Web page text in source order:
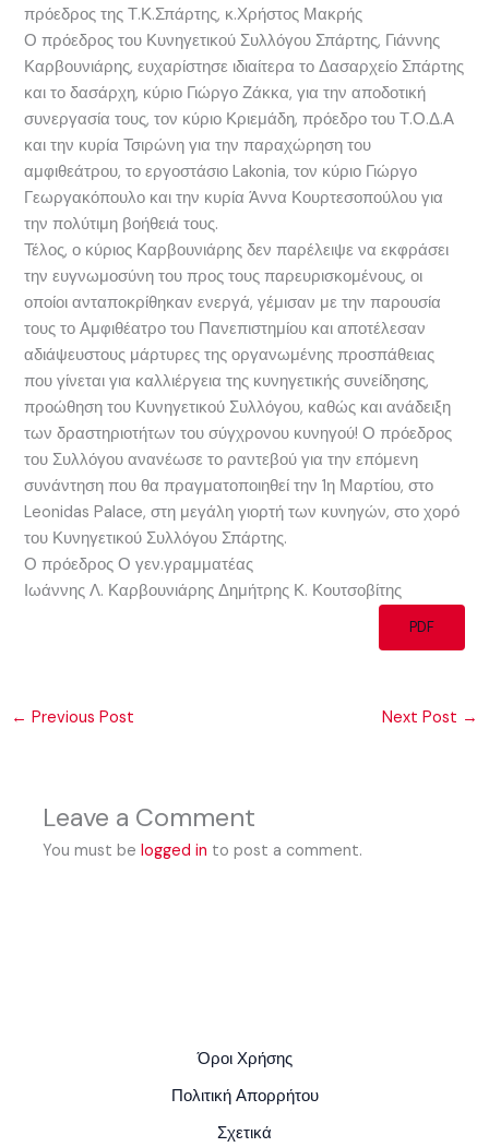
πρόεδρος της Τ.Κ.Σπάρτης, κ.Χρήστος Μακρής
Ο πρόεδρος του Κυνηγετικού Συλλόγου Σπάρτης, Γιάννης
Καρβουνιάρης, ευχαρίστησε ιδιαίτερα το Δασαρχείο Σπάρτης
και το δασάρχη, κύριο Γιώργο Ζάκκα, για την αποδοτική
συνεργασία τους, τον κύριο Κριεμάδη, πρόεδρο του Τ.Ο.Δ.Α
και την κυρία Τσιρώνη για την παραχώρηση του
αμφιθεάτρου, το εργοστάσιο Lakonia, τον κύριο Γιώργο
Γεωργακόπουλο και την κυρία Άννα Κουρτεσοπούλου για
την πολύτιμη βοήθειά τους.
Τέλος, ο κύριος Καρβουνιάρης δεν παρέλειψε να εκφράσει
την ευγνωμοσύνη του προς τους παρευρισκομένους, οι
οποίοι ανταποκρίθηκαν ενεργά, γέμισαν με την παρουσία
τους το Αμφιθέατρο του Πανεπιστημίου και αποτέλεσαν
αδιάψευστους μάρτυρες της οργανωμένης προσπάθειας
που γίνεται για καλλιέργεια της κυνηγετικής συνείδησης,
προώθηση του Κυνηγετικού Συλλόγου, καθώς και ανάδειξη
των δραστηριοτήτων του σύγχρονου κυνηγού! Ο πρόεδρος
του Συλλόγου ανανέωσε το ραντεβού για την επόμενη
συνάντηση που θα πραγματοποιηθεί την 1η Μαρτίου, στο
Leonidas Palace, στη μεγάλη γιορτή των κυνηγών, στο χορό
του Κυνηγετικού Συλλόγου Σπάρτης.
Ο πρόεδρος Ο γεν.γραμματέας
Ιωάννης Λ. Καρβουνιάρης Δημήτρης Κ. Κουτσοβίτης
PDF
← Previous Post Next Post →
Leave a Comment
You must belogged in to post a comment.
Όροι Χρήσης
Πολιτική Απορρήτου
Σχετικά